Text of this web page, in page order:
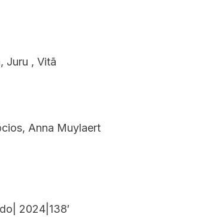
Juru , Vitã
Anna Muylaert
2024|138′